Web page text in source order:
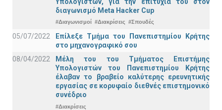
διαγωνισμό Meta Hacker Cup
#Διαγωνισμοί #Διακρίσεις #Σπουδές
05/07/2022
Επίλεξε Τμήμα του Πανεπιστημίου Κρήτης
στο μηχανογραφικό σου
08/04/2022
Μέλη του του Τμήματος Επιστήμης
Υπολογιστών του Πανεπιστημίου Κρήτης
έλαβαν το βραβείο καλύτερης ερευνητικής
εργασίας σε κορυφαίο διεθνές επιστημονικό
συνέδριο
#Διακρίσεις